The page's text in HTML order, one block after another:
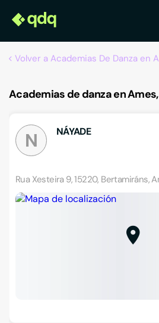
Volver a Academias De Danza en
Academias de danza en
N NÁYADE
Rua Xesteira 9, 15220, Bertamiráns,